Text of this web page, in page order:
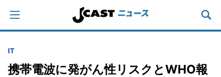
IT
携帯電波に発がん性リスクとWHO報